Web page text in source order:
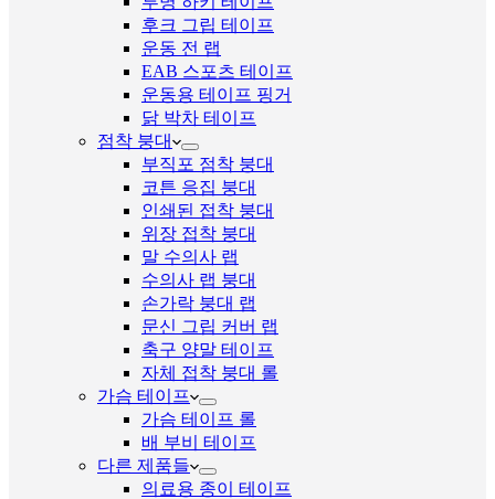
후크 그립 테이프
운동 전 랩
EAB 스포츠 테이프
운동용 테이프 핑거
닭 박차 테이프
점착 붕대
부직포 점착 붕대
코튼 응집 붕대
인쇄된 접착 붕대
위장 접착 붕대
말 수의사 랩
수의사 랩 붕대
손가락 붕대 랩
문신 그립 커버 랩
축구 양말 테이프
자체 접착 붕대 롤
가슴 테이프
가슴 테이프 롤
배 부비 테이프
다른 제품들
의료용 종이 테이프